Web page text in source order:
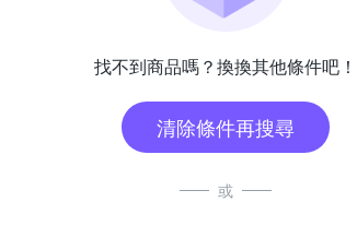
找不到商品嗎？換換其他條件吧！
清除條件再搜尋
或